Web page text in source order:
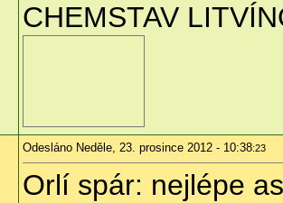
CHEMSTAV
Odesláno Neděle, 23. prosince 2012 - 10:38:23
Orlí spár: nejlépe